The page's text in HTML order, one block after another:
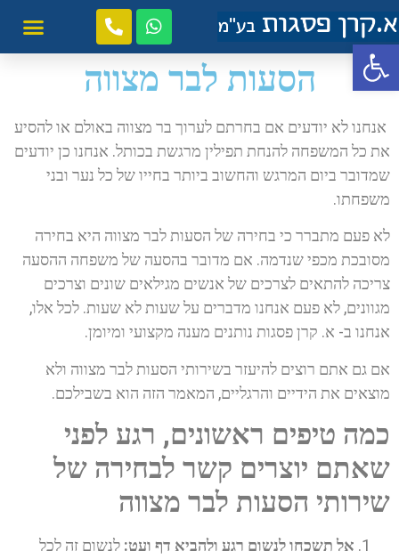
פתח סרגל נגישות
הסעות לבר מצווה
אנחנו לא יודעים אם בחרתם לערוך בר מצווה באולם או להסיע
את כל המשפחה להנחת תפילין מרגשת בכותל. אנחנו כן יודעים
שמדובר ביום המרגש והחשוב ביותר בחייו של כל נער ובני
משפחתו.
לא פעם מתברר כי בחירה של הסעות לבר מצווה היא בחירה
מסובכת מכפי שנדמה. אם מדובר בהסעה של משפחה ההסעה
צריכה להתאים לצרכים של אנשים מגילאים שונים וצרכים
מגוונים, לא פעם אנחנו מדברים על שעות לא שעות. לכל אלו,
אנחנו ב- א. קרן פסגות נותנים מענה מקצועי ומיומן.
אם גם אתם רוצים להיעזר בשירותי הסעות לבר מצווה ולא
מוצאים את הידיים והרגליים, המאמר הזה הוא בשבילכם.
כמה טיפים ראשונים, רגע לפני
שאתם יוצרים קשר לבחירה של
שירותי הסעות לבר מצווה
אל תשכחו לנשום רגע ולהביא דף ועט: לנשום זה לכל